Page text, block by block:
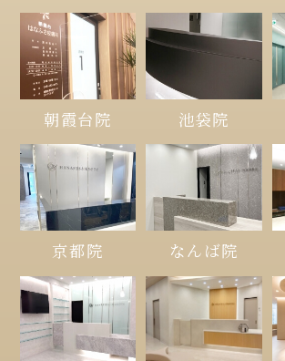
朝霞台院 池袋院
京都院 なんば院